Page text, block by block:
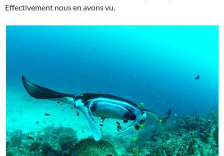
Effectivement nous en avons vu.